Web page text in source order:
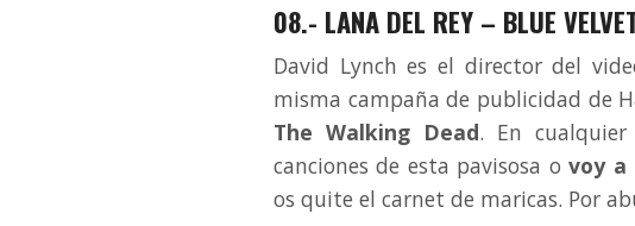
08.- LANA DEL REY – BLUE
David Lynch es el director del
misma campaña de publicidad de
The Walking Dead. En
canciones de esta pavisosa ovoy a
os quite el carnet de maricas. Por